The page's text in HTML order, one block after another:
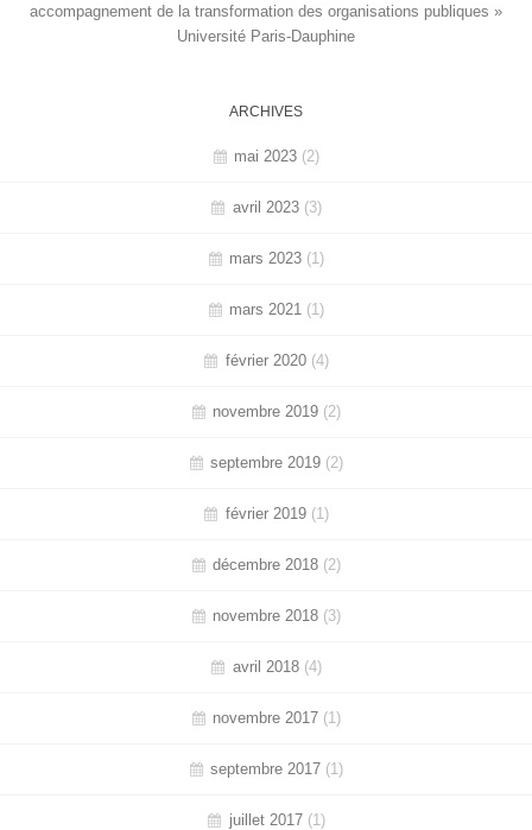
accompagnement de la transformation des organisations publiques »
Université Paris-Dauphine
ARCHIVES
mai 2023 (2)
avril 2023(3)
mars 2023 (1)
mars 2021 (1)
février 2020(4)
novembre 2019 (2)
septembre 2019 (2)
février 2019(1)
décembre 2018 (2)
novembre 2018 (3)
avril 2018(4)
novembre 2017 (1)
septembre 2017 (1)
juillet 2017(1)